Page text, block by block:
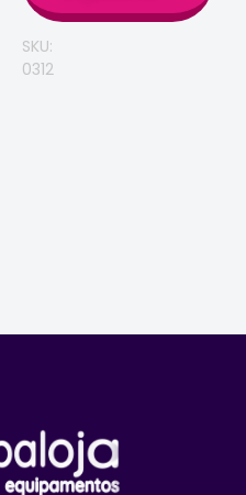
SKU:
0312